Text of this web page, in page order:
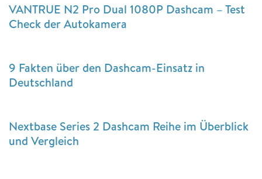
VANTRUE N2 Pro Dual 1080P Dashcam – Test
Check der Autokamera
9 Fakten über den Dashcam-Einsatz in
Deutschland
Nextbase Series 2 Dashcam Reihe im Überblick
und Vergleich